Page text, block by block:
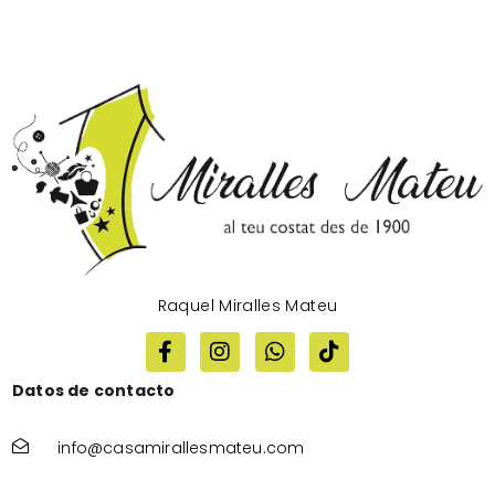
Raquel Miralles Mateu
Datos de contacto
info@casamirallesmateu.com